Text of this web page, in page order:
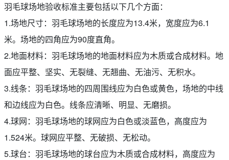
羽毛球场地验收标准主要包括以下几个方面：
1.场地尺寸：羽毛球场地的长度应为13.4米，宽度应为6.1
米。场地的四角应为90度直角。
2.地面材料：羽毛球场地的地面材料应为木质或合成材料。地
面应平整、坚实、无裂缝、无翘曲、无油污、无积水。
3.线条：羽毛球场地的四周围线应为白色或黄色，场地的中线
和边线应为白色。线条应清晰、明显、无磨损。
4.球网：羽毛球场地的球网应为白色或淡蓝色，高度应为
1.524米。球网应平整、无破损、无松动。
5.球台：羽毛球场地的球台应为木质或合成材料，高度应为